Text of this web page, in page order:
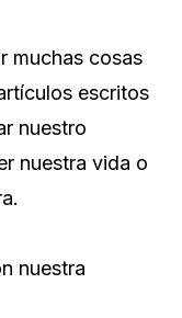
muchas cosas
escritos
nuestro
nuestra vida o
nuestra